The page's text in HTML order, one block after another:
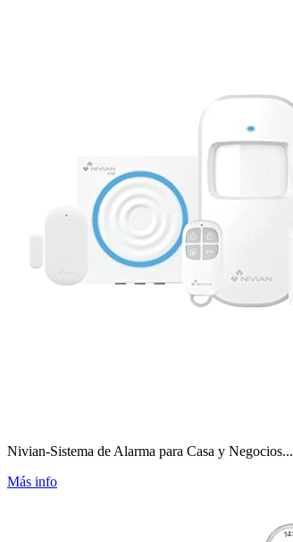
Nivian-Sistema de Alarma para Casa y Negocios...
Más info